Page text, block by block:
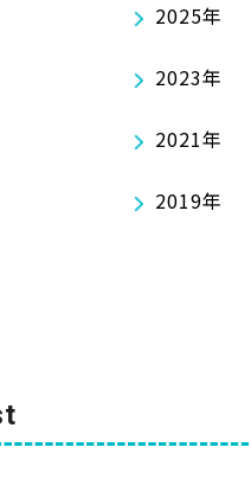
2025年
2023年
2021年
2019年